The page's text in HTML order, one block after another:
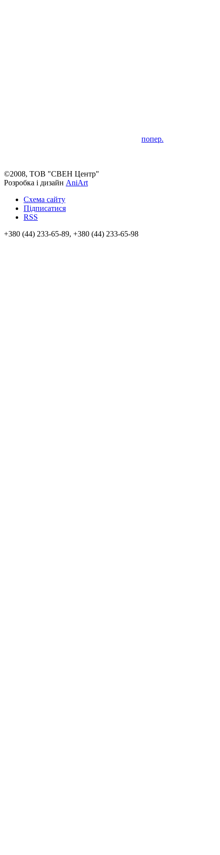
попер.
©2008, ТОВ "СВЕН Центр"
Розробка і дизайн AniArt
Схема сайту
Підписатися
RSS
+380 (44) 233-65-89, +380 (44) 233-65-98